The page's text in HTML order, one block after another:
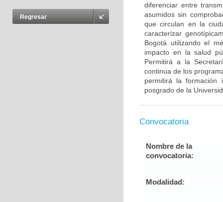
Regresar
diferenciar entre
asumidos sin
que circulan en la
caracterizar
Bogotá utilizando el
impacto en la salud
Permitirá a la
continua de los
permitirá la formación
posgrado de la
Convocatoria
Nombre de la
convocatoria:
Modalidad: